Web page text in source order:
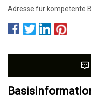
Adresse für kompetente